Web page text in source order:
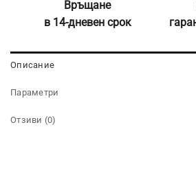
Връщане
в 14-дневен срок
Описание
Параметри
Отзиви (0)